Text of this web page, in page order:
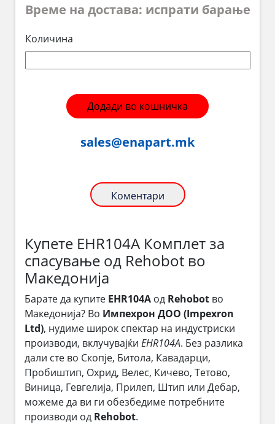
Време на достава: испрати барање
Количина
Додади во кошничка
sales@enapart.mk
Коментари
Купете EHR104A Комплет за
спасување од Rehobot во
Македонија
Барате да купите EHR104A од Rehobot во
Македонија? Во Импехрон ДОО (Impexron
Ltd), нудиме широк спектар на индустриски
производи, вклучувајќи EHR104A. Без разлика
дали сте во Скопје, Битола, Кавадарци,
Пробиштип, Охрид, Велес, Кичево, Тетово,
Виница, Гевгелија, Прилеп, Штип или Дебар,
можеме да ви ги обезбедиме потребните
производи од Rehobot.